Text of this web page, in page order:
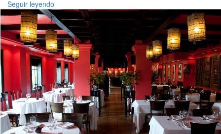
Seguir leyendo